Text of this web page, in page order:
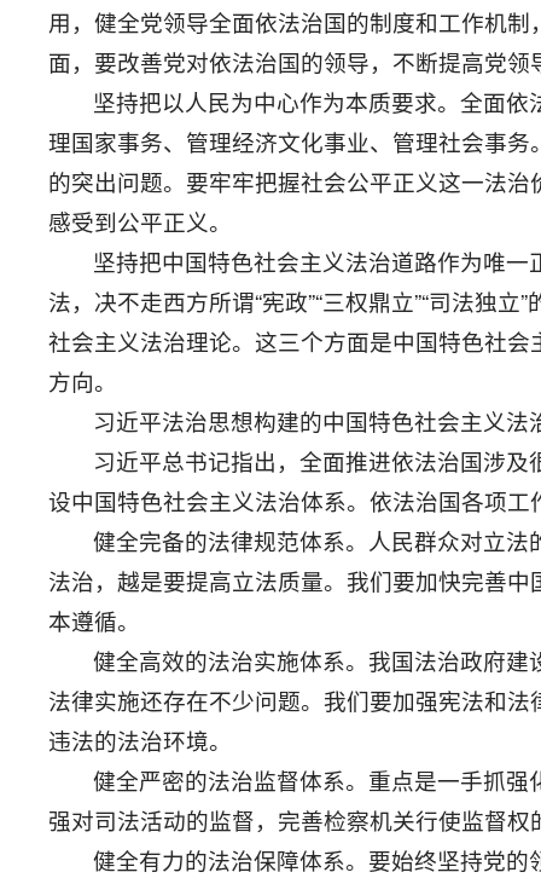
用，健全党领导全面依法治国的制度和工作机
面，要改善党对依法治国的领导，不断提高党
坚持把以人民为中心作为本质要求。全面
理国家事务、管理经济文化事业、管理社会事
的突出问题。要牢牢把握社会公平正义这一法
感受到公平正义。
坚持把中国特色社会主义法治道路作为唯
法，决不走西方所谓“宪政”“三权鼎立”“司法独
社会主义法治理论。这三个方面是中国特色社
方向。
习近平法治思想构建的中国特色社会主义法
习近平总书记指出，全面推进依法治国涉
设中国特色社会主义法治体系。依法治国各项
健全完备的法律规范体系。人民群众对立
法治，越是要提高立法质量。我们要加快完善
本遵循。
健全高效的法治实施体系。我国法治政府
法律实施还存在不少问题。我们要加强宪法和
违法的法治环境。
健全严密的法治监督体系。重点是一手抓
强对司法活动的监督，完善检察机关行使监督
健全有力的法治保障体系。要始终坚持党